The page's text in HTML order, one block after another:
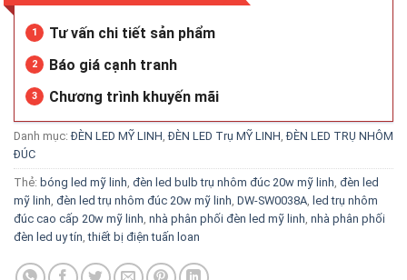
1 Tư vấn chi tiết sản phẩm
2 Báo giá cạnh tranh
3 Chương trình khuyến mãi
Danh mục:ĐÈN LED MỸ LINH,ĐÈN LED Trụ MỸ LINH,ĐÈN LED TRỤ NHÔM
ĐÚC
Thẻ: bóng led mỹ linh, đèn led bulb trụ nhôm đúc 20w mỹ linh, đèn led
mỹ linh, đèn led trụ nhôm đúc 20w mỹ linh, DW-SW0038A, led trụ nhôm
đúc cao cấp 20w mỹ linh, nhà phân phối đèn led mỹ linh, nhà phân phối
đèn led uy tín,thiết bị điện tuấn loan